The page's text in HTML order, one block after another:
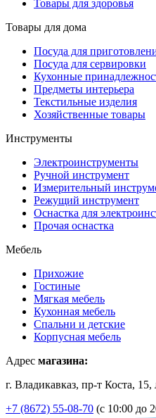
Товары для здоровья
Товары для дома
Посуда для
Посуда для сервировки
Кухонные
Предметы интерьера
Текстильные изделия
Хозяйственные товары
Инструменты
Электроинструменты
Ручной инструмент
Измерительный
Режущий инструмент
Оснастка для
Прочая оснастка
Мебель
Прихожие
Гостиные
Мягкая мебель
Кухонная мебель
Спальни и детские
Корпусная мебель
Адрес магазина:
г. Владикавказ, пр-т Коста,
+7 (8672) 55-08-70 (с 10:00 до